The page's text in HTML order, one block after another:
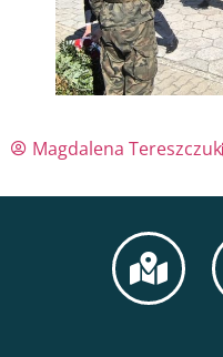
Magdalena Tereszczuk